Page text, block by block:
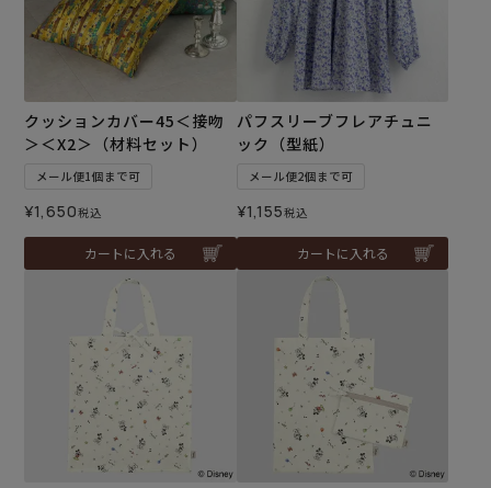
クッションカバー45＜接吻
＞＜X2＞（材料セット）
メール便1個まで可
¥1,650税込
カートに入れる
パフスリーブフレアチュニ
ック（型紙）
メール便2個まで可
¥1,155税込
カートに入れる